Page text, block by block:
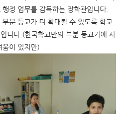
정 업무를 감독하는 장학관입니다.
분 등교가 더 확대될 수 있도록 학교
니다.(한국학교만의 부분 등교기에 사
움이 있지만)